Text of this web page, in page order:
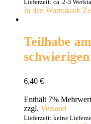
Lieferzeit: ca. 2-3
In den Warenkorb
Teilhabe
6,40 €
Enthält 7%
zzgl. Versand
Lieferzeit: keine